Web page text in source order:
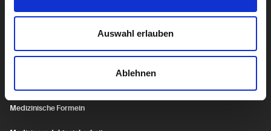
Auswahl erlauben
Ablehnen
Genetik
Fortbildungen
Medizinische Formeln